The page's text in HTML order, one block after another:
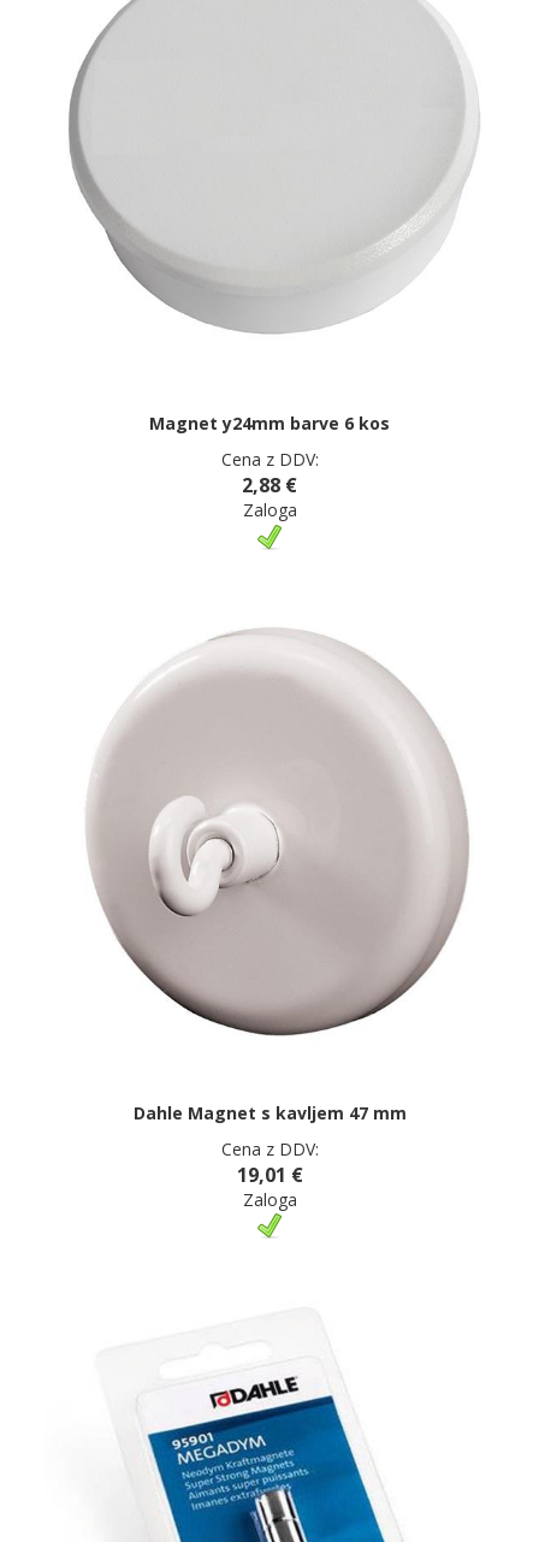
Magnet y24mm barve 6 kos
Cena z DDV:
2,88 €
Zaloga
Dahle Magnet s kavljem 47 mm
Cena z DDV:
19,01 €
Zaloga